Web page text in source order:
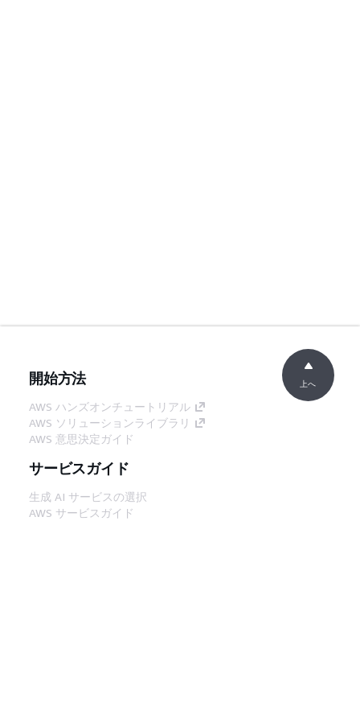
開始方法
AWS ハンズオンチュートリアル
AWS ソリューションライブラリ
AWS 意思決定ガイド
サービスガイド
生成 AI サービスの選択
AWS サービスガイド
上へ